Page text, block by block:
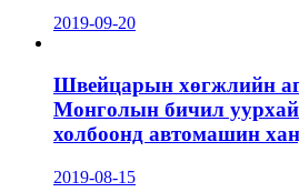
2019-09-20
Швейцарын хөгжлийн
Монголын бичил
холбоонд автомашин
2019-08-15